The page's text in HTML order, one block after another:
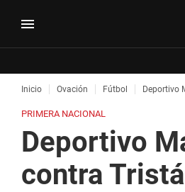
Inicio Ovación Fútbol Deportivo
PRIMERA NACIONAL
Deportivo
contra